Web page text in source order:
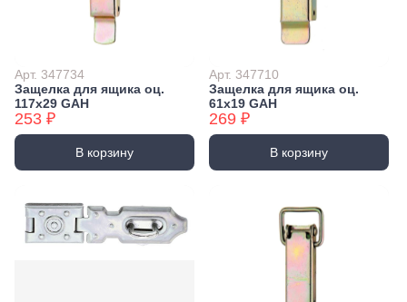
Арт. 347734
Защелка для ящика оц.
117x29 GAH
253 ₽
В корзину
Арт. 347710
Защелка для ящика оц.
61х19 GAH
269 ₽
В корзину